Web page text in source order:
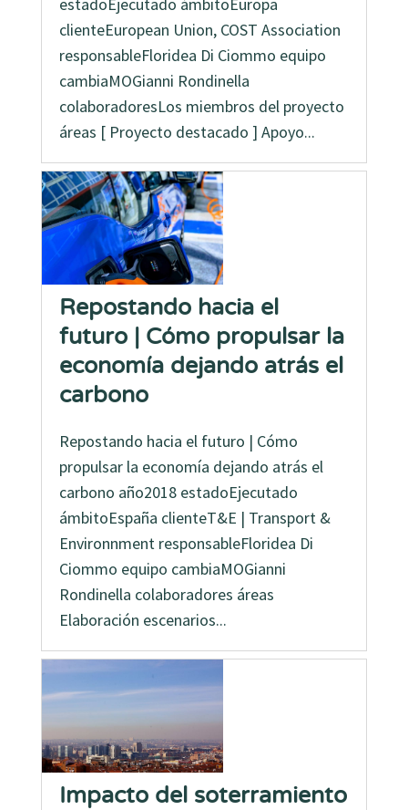
clienteEuropean Union, COST Association
responsableFloridea Di Ciommo equipo
cambiaMOGianni Rondinella
colaboradoresLos miembros del proyecto
áreas [ Proyecto destacado ] Apoyo...
Repostando hacia el
futuro | Cómo propulsar la
economía dejando atrás el
carbono
Repostando hacia el futuro | Cómo
propulsar la economía dejando atrás el
carbono año2018 estadoEjecutado
ámbitoEspaña clienteT&E | Transport &
Environnment responsableFloridea Di
Ciommo equipo cambiaMOGianni
Rondinella colaboradores áreas
Elaboración escenarios...
Impacto del soterramiento